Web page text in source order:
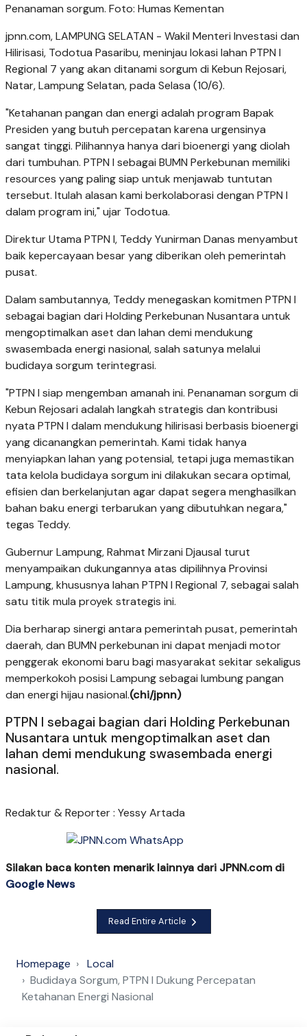
Penanaman sorgum. Foto: Humas Kementan
jpnn.com, LAMPUNG SELATAN - Wakil Menteri Investasi dan
Hilirisasi, Todotua Pasaribu, meninjau lokasi lahan PTPN I
Regional 7 yang akan ditanami sorgum di Kebun Rejosari,
Natar, Lampung Selatan, pada Selasa (10/6).
"Ketahanan pangan dan energi adalah program Bapak
Presiden yang butuh percepatan karena urgensinya
sangat tinggi. Pilihannya hanya dari bioenergi yang diolah
dari tumbuhan. PTPN I sebagai BUMN Perkebunan memiliki
resources yang paling siap untuk menjawab tuntutan
tersebut. Itulah alasan kami berkolaborasi dengan PTPN I
dalam program ini," ujar Todotua.
Direktur Utama PTPN I, Teddy Yunirman Danas menyambut
baik kepercayaan besar yang diberikan oleh pemerintah
pusat.
Dalam sambutannya, Teddy menegaskan komitmen PTPN I
sebagai bagian dari Holding Perkebunan Nusantara untuk
mengoptimalkan aset dan lahan demi mendukung
swasembada energi nasional, salah satunya melalui
budidaya sorgum terintegrasi.
"PTPN I siap mengemban amanah ini. Penanaman sorgum di
Kebun Rejosari adalah langkah strategis dan kontribusi
nyata PTPN I dalam mendukung hilirisasi berbasis bioenergi
yang dicanangkan pemerintah. Kami tidak hanya
menyiapkan lahan yang potensial, tetapi juga memastikan
tata kelola budidaya sorgum ini dilakukan secara optimal,
efisien dan berkelanjutan agar dapat segera menghasilkan
bahan baku energi terbarukan yang dibutuhkan negara,"
tegas Teddy.
Gubernur Lampung, Rahmat Mirzani Djausal turut
menyampaikan dukungannya atas dipilihnya Provinsi
Lampung, khususnya lahan PTPN I Regional 7, sebagai salah
satu titik mula proyek strategis ini.
Dia berharap sinergi antara pemerintah pusat, pemerintah
daerah, dan BUMN perkebunan ini dapat menjadi motor
penggerak ekonomi baru bagi masyarakat sekitar sekaligus
memperkokoh posisi Lampung sebagai lumbung pangan
dan energi hijau nasional.(chi/jpnn)
PTPN I sebagai bagian dari Holding Perkebunan
Nusantara untuk mengoptimalkan aset dan
lahan demi mendukung swasembada energi
nasional.
Redaktur & Reporter : Yessy Artada
Silakan baca konten menarik lainnya dari JPNN.com di
Google News
Read Entire Article
Homepage
Local
Budidaya Sorgum, PTPN I Dukung Percepatan
Ketahanan Energi Nasional